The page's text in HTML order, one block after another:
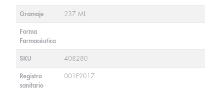
Gramaje 237 ML
Forma
Farmacéutica
SKU 408280
Registro
sanitario
001F2017